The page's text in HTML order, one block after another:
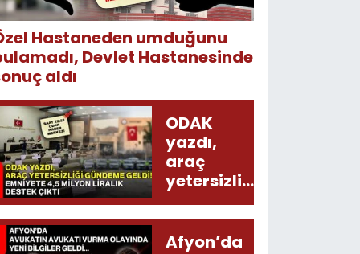
Hastaneden umduğunu
Devlet Hastanesinde
aldı
ODAK
yazdı,
araç
yetersizliği
gündeme
geldi!
Emniyete
Afyon’da